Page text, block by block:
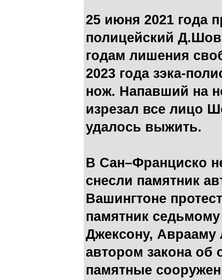
25 июня 2021 года
полицейский
годам лишения
2023 года зэка-
нож. Напавший на
изрезал все лицо
удалось выжить.
В Сан–Франциско
снесли памятник
Вашингтоне
памятник
Джексону,
автором закона об
памятные